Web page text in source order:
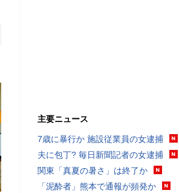
主要ニュース
7歳に暴行か 施設従業員の女逮捕
夫に包丁? 毎日新聞記者の女逮捕
関東「真夏の暑さ」は終了か
「泥酔者」熊本で通報が頻発か